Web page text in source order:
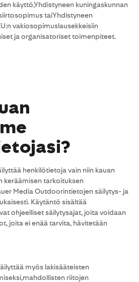
käyttö,Yhdistyneen kuningaskunnan
taiYhdistyneen
vakiosopimuslausekkeisiin
ja organisatoriset toimenpiteet.
henkilötietoja vain niin kauan
keräämisen tarkoituksen
Media Outdoorintietojen säilytys- ja
Käytäntö sisältää
ohjeelliset säilytysajat, joita voidaan
joita ei enää tarvita, hävitetään
myös lakisääteisten
riitojen